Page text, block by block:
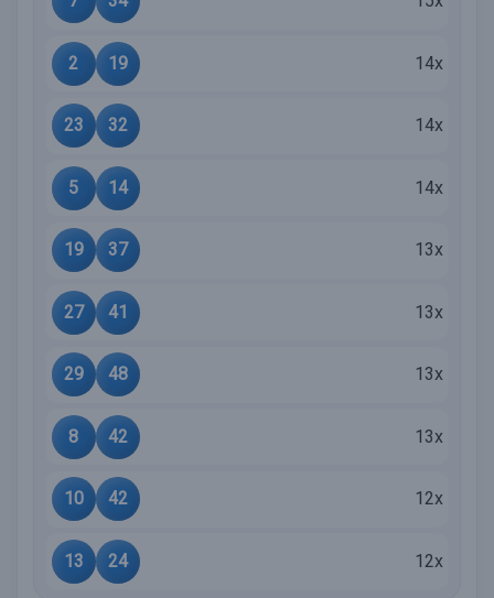
2 19 14x
23 32 14x
5 14 14x
19 37 13x
27 41 13x
29 48 13x
8 42 13x
10 42 12x
13 24 12x